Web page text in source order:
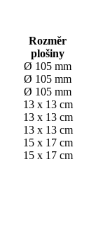
Rozměr
plošiny
Ø 105 mm
Ø 105 mm
Ø 105 mm
13 x 13 cm
13 x 13 cm
13 x 13 cm
15 x 17 cm
15 x 17 cm